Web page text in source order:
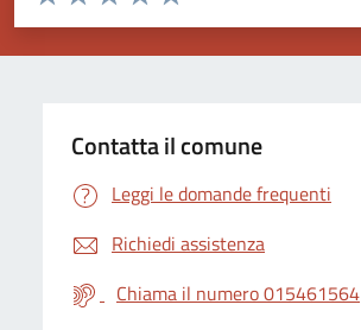
Valuta 5 stelle su 5
Valuta 4 stelle su 5
Valuta 3 stelle su 5
Valuta 2 stelle su 5
Valuta 1 stelle su 5
Contatta il comune
Leggi le domande frequenti
Richiedi assistenza
Chiama il numero 015461564